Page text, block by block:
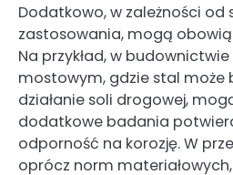
Dodatkowo, w zależności od
zastosowania, mogą
Na przykład, w
mostowym, gdzie stal może
działanie soli drogowej,
dodatkowe badania
odporność na korozję. W
oprócz norm